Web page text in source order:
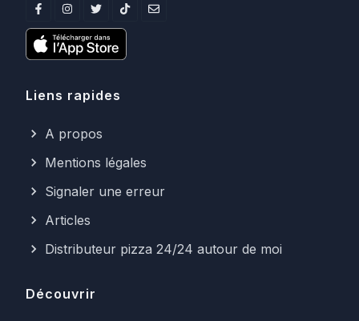
Liens rapides
A propos
Mentions légales
Signaler une erreur
Articles
Distributeur pizza 24/24 autour de moi
Découvrir